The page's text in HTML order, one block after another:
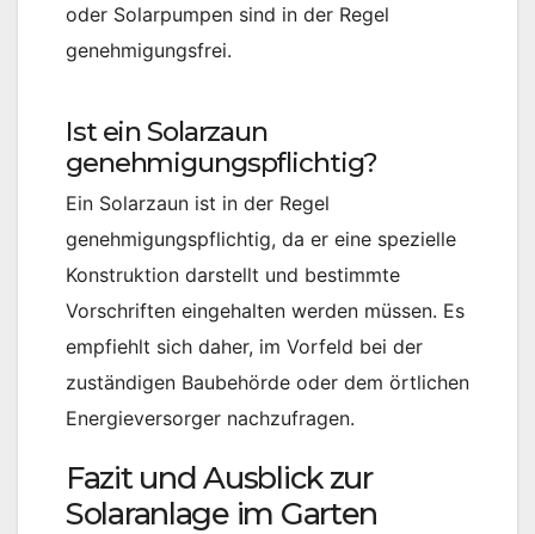
oder Solarpumpen sind in der Regel
genehmigungsfrei.
Ist ein Solarzaun
genehmigungspflichtig?
Ein Solarzaun ist in der Regel
genehmigungspflichtig, da er eine spezielle
Konstruktion darstellt und bestimmte
Vorschriften eingehalten werden müssen. Es
empfiehlt sich daher, im Vorfeld bei der
zuständigen Baubehörde oder dem örtlichen
Energieversorger nachzufragen.
Fazit und Ausblick zur
Solaranlage im Garten